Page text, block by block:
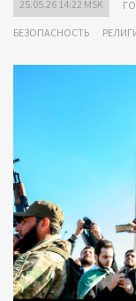
25.05.26 14:22 MSK
БЕЗОПАСНОСТЬ